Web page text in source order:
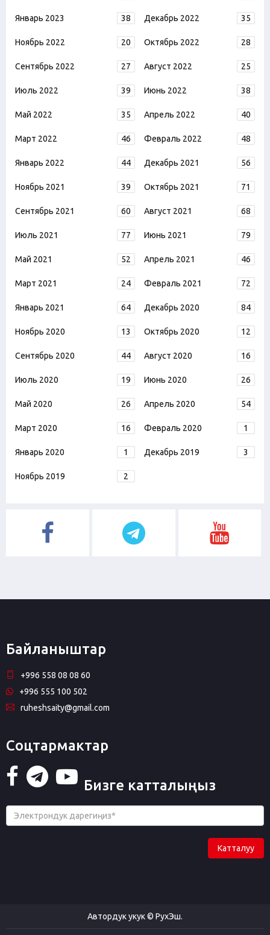
Январь 2023 38 Декабрь 2022 35
Ноябрь 2022 20 Октябрь 2022 28
Сентябрь 2022 27 Август 2022 25
Июль 2022 39 Июнь 2022 38
Май 2022 35 Апрель 2022 40
Март 2022 46 Февраль 2022 48
Январь 2022 44 Декабрь 2021 56
Ноябрь 2021 39 Октябрь 2021 71
Сентябрь 2021 60 Август 2021 68
Июль 2021 77 Июнь 2021 79
Май 2021 52 Апрель 2021 46
Март 2021 24 Февраль 2021 72
Январь 2021 64 Декабрь 2020 84
Ноябрь 2020 13 Октябрь 2020 12
Сентябрь 2020 44 Август 2020 16
Июль 2020 19 Июнь 2020 26
Май 2020 26 Апрель 2020 54
Март 2020 16 Февраль 2020 1
Январь 2020 1 Декабрь 2019 3
Ноябрь 2019 2
Байланыштар
+996 558 08 08 60
+996 555 100 502
ruheshsaity@gmail.com
Соцтармактар
Бизге катталыңыз
Катталуу
Автордук укук © РухЭш.